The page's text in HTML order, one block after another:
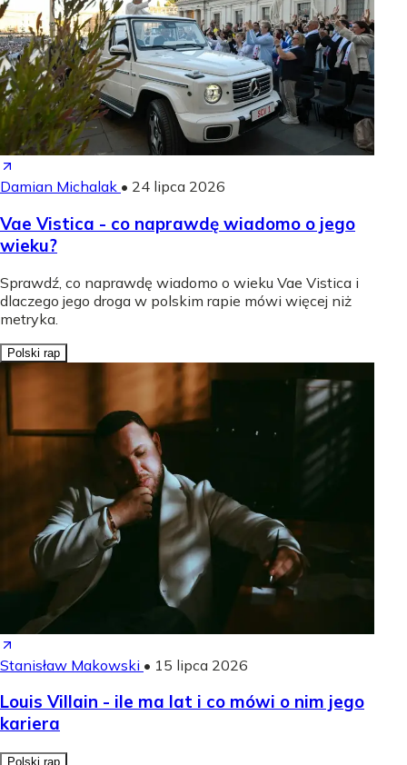
Damian Michalak • 24 lipca 2026
Vae Vistica - co naprawdę wiadomo o jego
wieku?
Sprawdź, co naprawdę wiadomo o wieku Vae Vistica i
dlaczego jego droga w polskim rapie mówi więcej niż
metryka.
Polski rap
Stanisław Makowski • 15 lipca 2026
Louis Villain - ile ma lat i co mówi o nim jego
kariera
Polski rap